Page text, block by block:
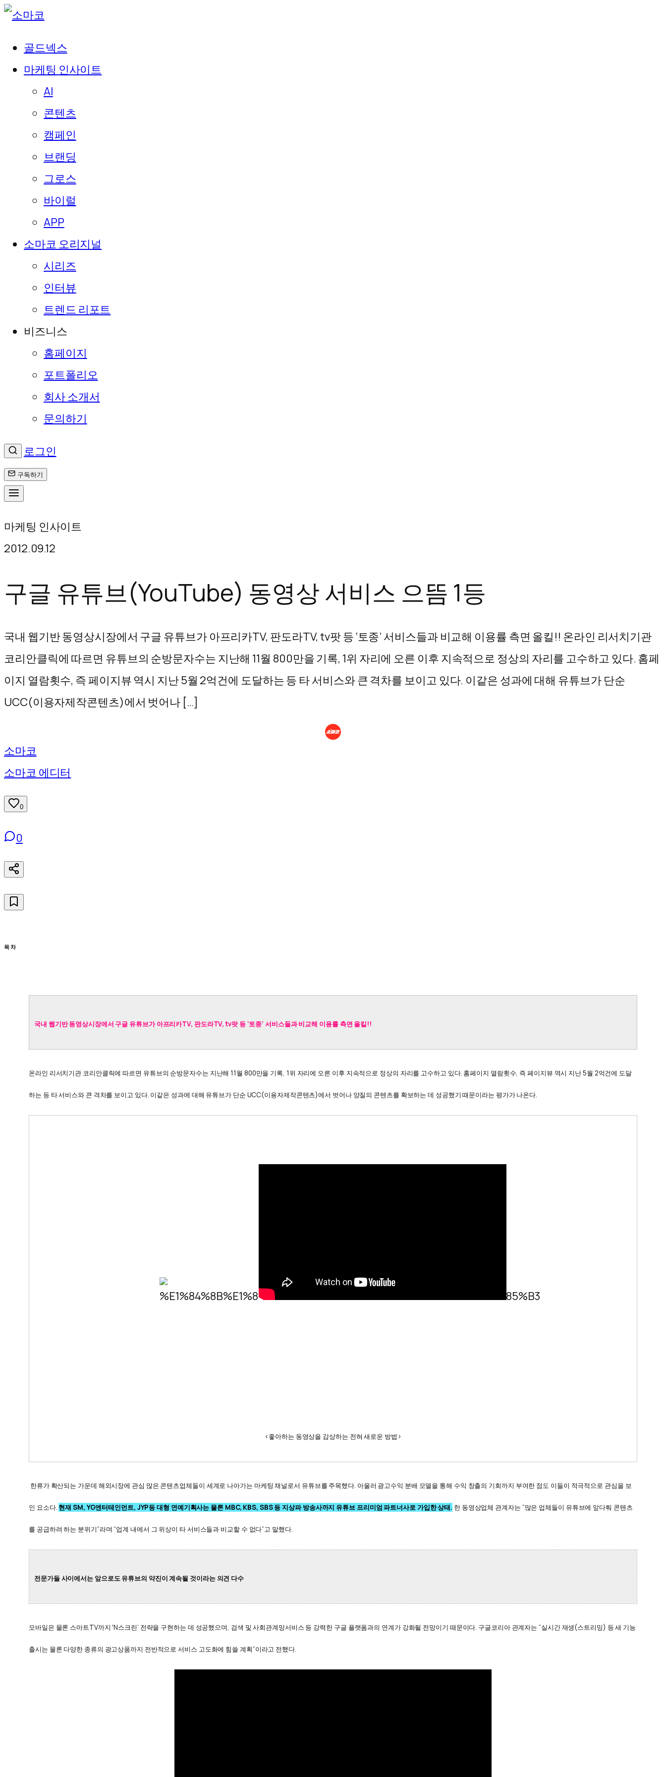
골드넥스
마케팅 인사이트
AI
콘텐츠
캠페인
브랜딩
그로스
바이럴
APP
소마코 오리지널
시리즈
인터뷰
트렌드 리포트
비즈니스
홈페이지
포트폴리오
회사 소개서
문의하기
로그인
구독하기
로
가
마케팅 인사이트
2012.09.12
구글 유튜브(YouTube) 동영상 서비스 으뜸 1등
국내 웹기반 동영상시장에서 구글 유튜브가 아프리카TV, 판도라TV, tv팟 등 ‘토종’ 서비스들과 비교해 이용률 측면 올킬!! 온라인 리서치기관
코리안클릭에 따르면 유튜브의 순방문자수는 지난해 11월 800만을 기록, 1위 자리에 오른 이후 지속적으로 정상의 자리를 고수하고 있다. 홈페
이지 열람횟수, 즉 페이지뷰 역시 지난 5월 2억건에 도달하는 등 타 서비스와 큰 격차를 보이고 있다. 이같은 성과에 대해 유튜브가 단순
UCC(이용자제작콘텐츠)에서 벗어나 […]
소마코
소마코 에디터
0
0
목차
국내 웹기반 동영상시장에서 구글 유튜브가 아프리카TV, 판도라TV, tv팟 등 ‘토종’ 서비스들과 비교해 이용률 측면 올킬!!
온라인 리서치기관 코리안클릭에 따르면 유튜브의 순방문자수는 지난해 11월 800만을 기록, 1위 자리에 오른 이후 지속적으로 정상의 자리를 고수하고 있다. 홈페이지 열람횟수, 즉 페이지뷰 역시 지난 5월 2억건에 도달
하는 등 타 서비스와 큰 격차를 보이고 있다. 이같은 성과에 대해 유튜브가 단순 UCC(이용자제작콘텐츠)에서 벗어나 양질의 콘텐츠를 확보하는 데 성공했기 때문이라는 평가가 나온다.
<좋아하는 동영상을 감상하는 전혀 새로운 방법>
한류가 확산되는 가운데 해외시장에 관심 많은 콘텐츠업체들이 세계로 나아가는 마케팅 채널로서 유튜브를 주목했다. 아울러 광고수익 분배 모델을 통해 수익 창출의 기회까지 부여한 점도 이들이 적극적으로 관심을 보
인 요소다. 현재 SM, YG엔터테인먼트, JYP등 대형 연예기획사는 물론 MBC, KBS, SBS 등 지상파 방송사까지 유튜브 프리미엄 파트너사로 가입한 상태. 한 동영상업체 관계자는 “많은 업체들이 유튜브에 앞다퉈 콘텐츠
를 공급하려 하는 분위기”라며 “업계 내에서 그 위상이 타 서비스들과 비교할 수 없다”고 말했다.
전문가들 사이에서는 앞으로도 유튜브의 약진이 계속될 것이라는 의견 다수
모바일은 물론 스마트TV까지 'N스크린‘ 전략을 구현하는 데 성공했으며, 검색 및 사회관계망서비스 등 강력한 구글 플랫폼과의 연계가 강화될 전망이기 때문이다. 구글코리아 관계자는 “실시간 재생(스트리밍) 등 새 기능
출시는 물론 다양한 종류의 광고상품까지 전반적으로 서비스 고도화에 힘쓸 계획”이라고 전했다.